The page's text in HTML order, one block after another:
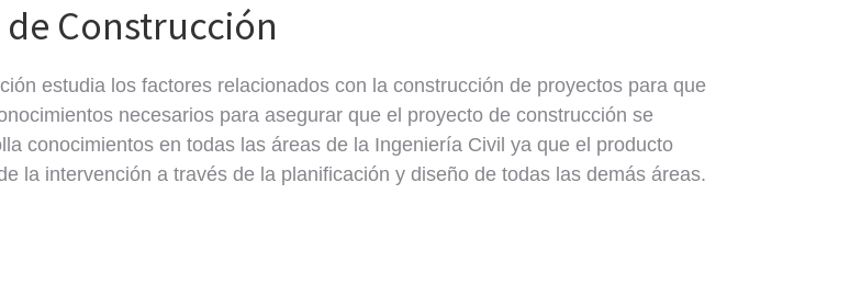
Construcción
estudia los factores relacionados con la construcción de proyectos para que
necesarios para asegurar que el proyecto de construcción se
conocimientos en todas las áreas de la Ingeniería Civil ya que el producto
la intervención a través de la planificación y diseño de todas las demás áreas.